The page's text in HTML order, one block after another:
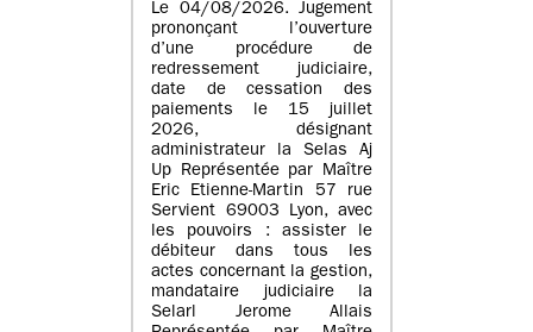
Le 04/08/2026. Jugement
prononçant l’ouverture
d’une procédure de
redressement judiciaire,
date de cessation des
paiements le 15 juillet
2026, désignant
administrateur la Selas Aj
Up Représentée par Maître
Eric Etienne-Martin 57 rue
Servient 69003 Lyon, avec
les pouvoirs : assister le
débiteur dans tous les
actes concernant la gestion,
mandataire judiciaire la
Selarl Jerome Allais